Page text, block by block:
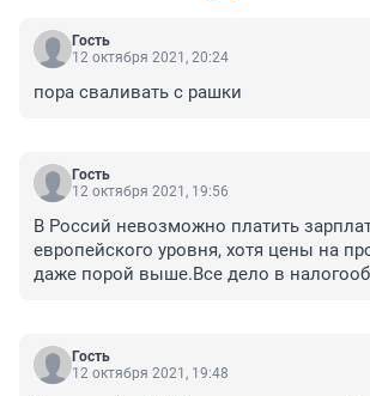
Гость
12 октября 2021, 20:24
пора сваливать с рашки
Гость
12 октября 2021, 19:56
В Россий невозможно платить
европейского уровня, хотя цены на
даже порой выше.Все дело в
пенсионный, соцстрах, мединское
добавляет еще 50% налогов к
Гость
12 октября 2021, 19:48